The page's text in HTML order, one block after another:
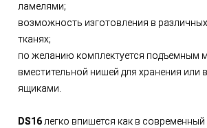
ламелями;
возможность изготовления в
тканях;
по желанию комплектуется подъемным
вместительной нишей для хранения
ящиками.
DS16легко впишется как в современный